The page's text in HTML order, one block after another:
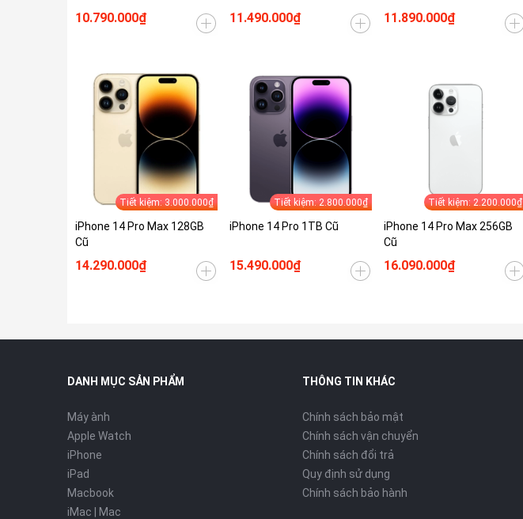
10.790.000₫ 11.490.000₫ 11.890.000₫
Tiết kiệm: 3.000.000₫
iPhone 14 Pro Max 128GB
Cũ
14.290.000₫
Tiết kiệm: 2.800.000₫
iPhone 14 Pro 1TB Cũ
15.490.000₫
Tiết kiệm: 2.200.000₫
iPhone 14 Pro Max 256GB
Cũ
16.090.000₫
DANH MỤC SẢN PHẨM
Máy ành
Apple Watch
iPhone
iPad
Macbook
iMac | Mac
THÔNG TIN KHÁC
Chính sách bảo mật
Chính sách vận chuyển
Chính sách đổi trả
Quy định sử dụng
Chính sách bảo hành